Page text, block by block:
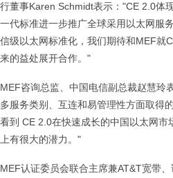
行董事Karen Schmidt表示："CE 2.0体
一代标准进一步推广全球采用以太网服
信级以太网标准化，我们期待和MEF就
来的益处展开合作。"
MEF咨询总监、中国电信副总裁赵慧玲
多服务类别、互连和易管理性方面取得
看到 CE 2.0在快速成长的中国以太网市
上有很大的潜力。"
MEF认证委员会联合主席兼AT&T宽带